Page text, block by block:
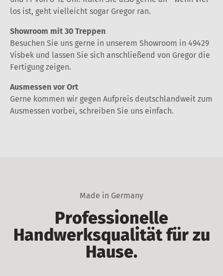
los ist, geht vielleicht sogar Gregor ran.
Showroom mit 30 Treppen
Besuchen Sie uns gerne in unserem Showroom in 49429
Visbek und lassen Sie sich anschließend von Gregor die
Fertigung zeigen.
Ausmessen vor Ort
Gerne kommen wir gegen Aufpreis deutschlandweit zum
Ausmessen vorbei, schreiben Sie uns einfach.
Made in Germany
Professionelle
Handwerksqualität für zu
Hause.